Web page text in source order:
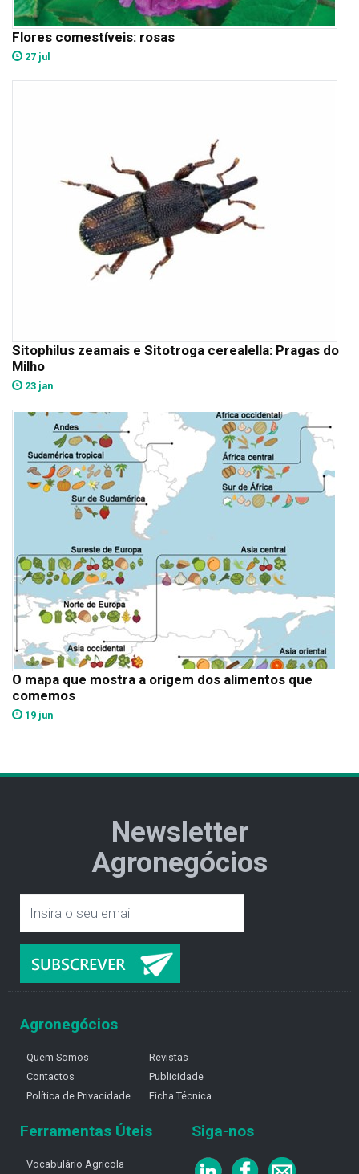
Flores comestíveis: rosas
27 jul
Sitophilus zeamais e Sitotroga cerealella: Pragas do
Milho
23 jan
O mapa que mostra a origem dos alimentos que
comemos
19 jun
Newsletter
Agronegócios
Agronegócios
Quem Somos
Contactos
Política de Privacidade
Revistas
Publicidade
Ficha Técnica
Ferramentas Úteis
Vocabulário Agricola
Siga-nos